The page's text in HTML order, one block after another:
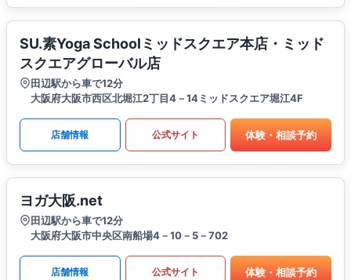
SU.素Yoga Schoolミッドスクエア本店・ミッド
スクエアグローバル店
田辺駅から車で12分
大阪府大阪市西区北堀江2丁目4－14ミッドスクエア堀江4F
店舗情報 公式サイト 体験・相談予約
ヨガ大阪.net
田辺駅から車で12分
大阪府大阪市中央区南船場4－10－5－702
店舗情報 公式サイト 体験・相談予約